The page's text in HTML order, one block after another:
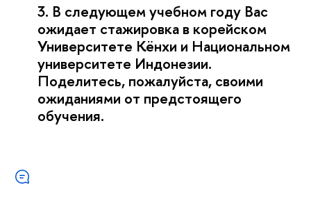
3. В следующем учебном году Вас
ожидает стажировка в корейском
Университете Кёнхи и Национальном
университете Индонезии.
Поделитесь, пожалуйста, своими
ожиданиями от предстоящего
обучения.